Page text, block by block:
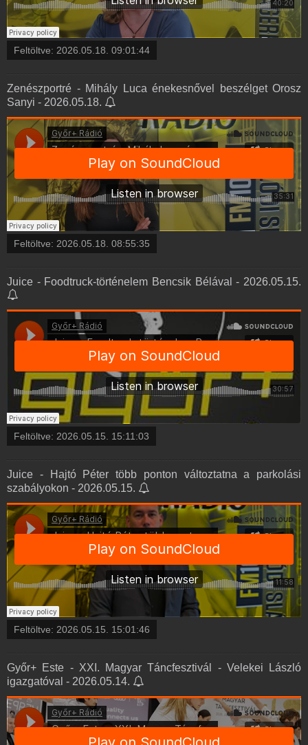
Feltöltve: 2026.05.18. 09:01:44
Zenészportré - Mihály Luca énekesnővel beszélget Orosz
Sanyi - 2026.05.18.
Feltöltve: 2026.05.18. 08:55:35
Juice - Foodtruck-történelem Bencsik Bélával - 2026.05.15.
Feltöltve: 2026.05.15. 15:11:03
Juice - Hajtó Péter több ponton változtatna a parkolási
szabályokon - 2026.05.15.
Feltöltve: 2026.05.15. 15:01:46
Győr+ Este - XXI. Magyar Táncfesztivál - Velekei László
igazgatóval - 2026.05.14.